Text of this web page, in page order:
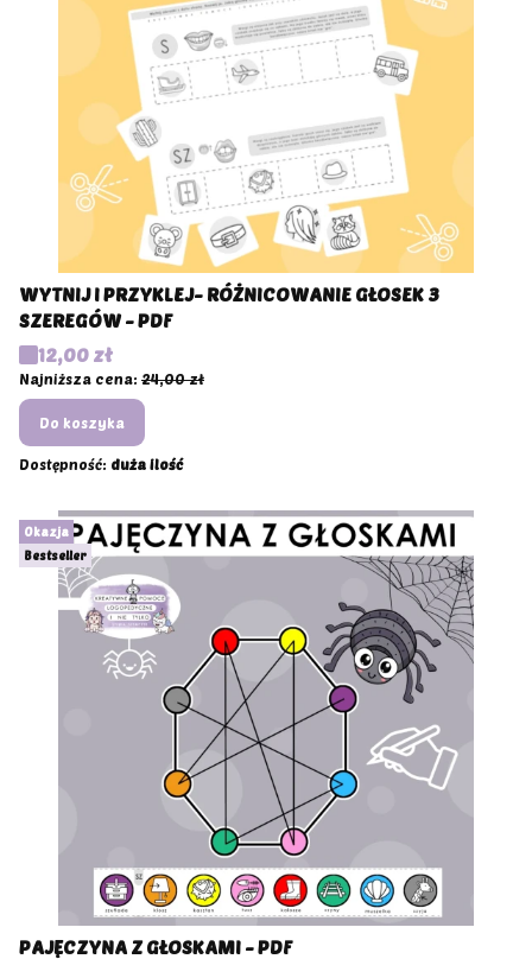
WYTNIJ I PRZYKLEJ- RÓŻNICOWANIE GŁOSEK 3
SZEREGÓW - PDF
Cena promocyjna
12,00 zł
Najniższa cena: 24,00 zł
Do koszyka
Dostępność: duża ilość
Okazja
Bestseller
PAJĘCZYNA Z GŁOSKAMI - PDF